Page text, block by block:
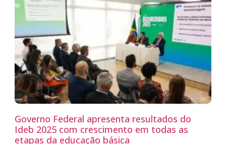
Governo Federal apresenta resultados do
Ideb 2025 com crescimento em todas as
etapas da educação básica